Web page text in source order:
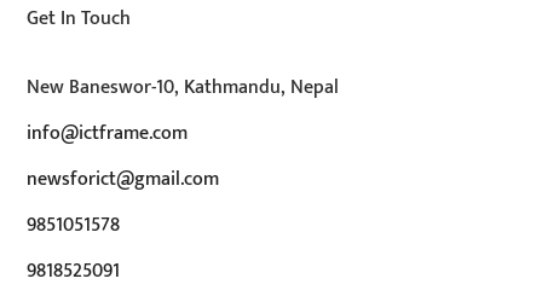
Get In Touch
New Baneswor-10, Kathmandu, Nepal
info@ictframe.com
newsforict@gmail.com
9851051578
9818525091